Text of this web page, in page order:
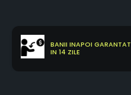
BANII INAPOI GARANTAT
IN 14 ZILE